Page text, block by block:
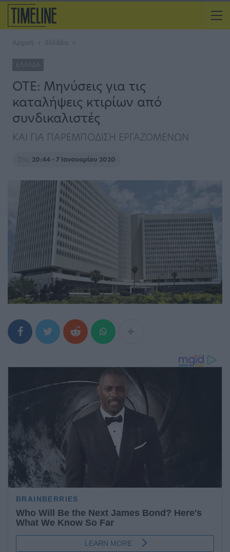
Αρχική Ελλάδα
ΕΛΛΆΔΑ
ΟΤΕ: Μηνύσεις για τις
καταλήψεις κτιρίων από
συνδικαλιστές
ΚΑΙ ΓΙΑ ΠΑΡΕΜΠΟΔΙΣΗ ΕΡΓΑΖΟΜΕΝΩΝ
Στις 20:44 - 7 Ιανουαρίου 2020